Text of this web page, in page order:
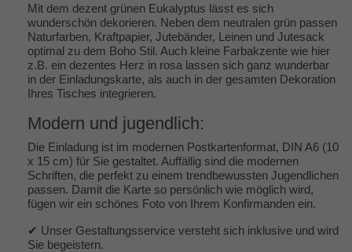
Mit dem dezent grünen Eukalyptus lässt es sich
wunderschön dekorieren. Neben dem neutralen grün passen
Naturfarben, Kraftpapier, Jutebänder, Leinen und Jutesack
optimal zu dem Boho Stil. Auch kleine Farbakzente wie hier
z.B. ein dezentes Herz in rosa lassen sich ganz wunderbar
in der Einladungskarte, als auch in der gesamten Dekoration
Ihres Tisches integrieren.
Modern und jugendlich:
Die Einladung ist im modernen Postkartenformat, DIN A6 (10
x 15 cm) für Sie gestaltet. Auffällig sind die modernen
Schriften, die perfekt zu einem trendbewussten Jugendlichen
passen. Damit die Karte so persönlich wie möglich wird,
fügen wir ein schönes Foto von Ihrem Konfirmanden ein.
✔ Unser Gestaltungsservice versteht sich inklusive und wird
Sie begeistern.